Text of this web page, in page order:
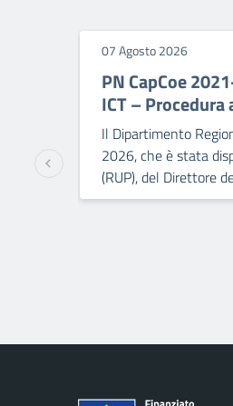
07 Agosto 2026
PN CapCoe
ICT –
Il Dipartimento
2026, che è stata
(RUP), del Direttore